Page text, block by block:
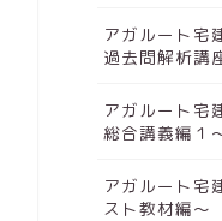
アガルート宅
過去問解析講
アガルート宅
総合講義編１
アガルート宅
スト教材編～